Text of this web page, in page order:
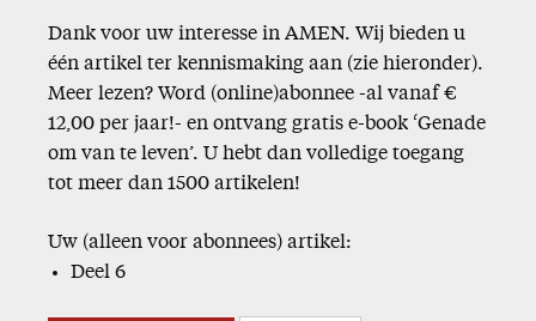
Dank voor uw interesse in AMEN. Wij bieden u
één artikel ter kennismaking aan (zie hieronder).
Meer lezen? Word (online)abonnee -al vanaf €
12,00 per jaar!- en ontvang gratis e-book ‘Genade
om van te leven’. U hebt dan volledige toegang
tot meer dan 1500 artikelen!
Uw (alleen voor abonnees) artikel:
Deel 6